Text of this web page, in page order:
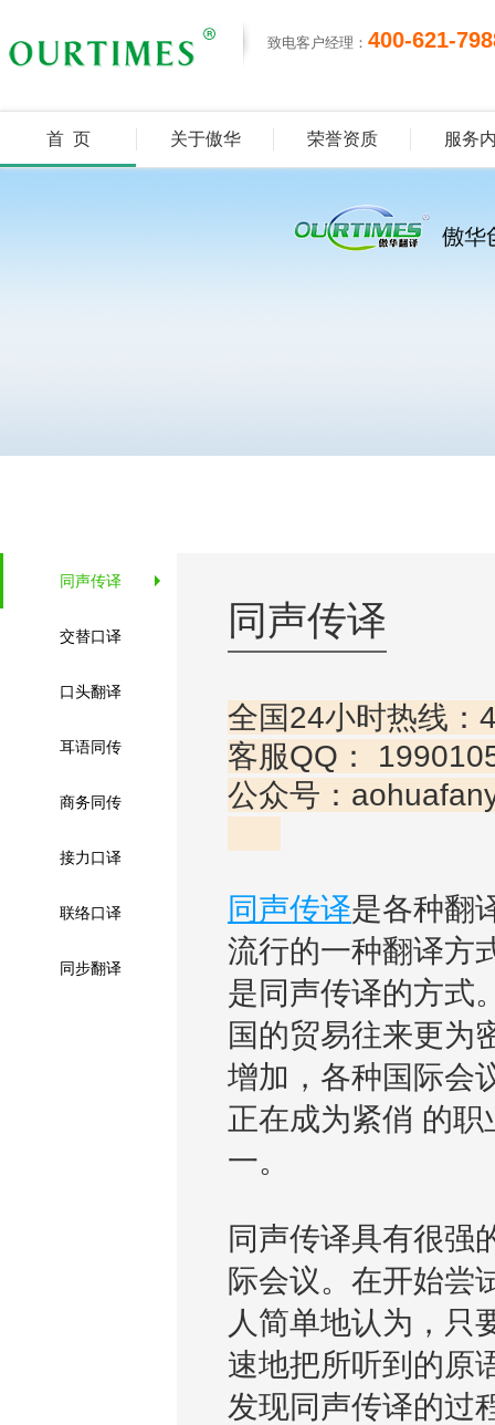
致电客户经理： 400-621-
首 页 关于傲华 荣誉资质 服务
同声传译
交替口译
口头翻译
耳语同传
商务同传
接力口译
联络口译
同步翻译
同声传译
全国24小时热线
客服QQ：
公众
同声传译是各种翻
流行的一种翻译方
是同声传译的方式
国的贸易往来更为
增加，各种国际会
正在成为紧俏 的职
一。
同声传译具有很强
际会议。在开始尝
人简单地认为，只
速地把所听到的原
发现同声传译的过